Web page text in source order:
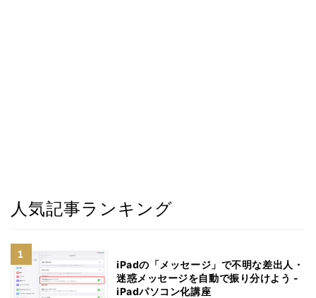
人気記事ランキング
iPadの「メッセージ」で不明な差出人・
迷惑メッセージを自動で振り分けよう -
iPadパソコン化講座